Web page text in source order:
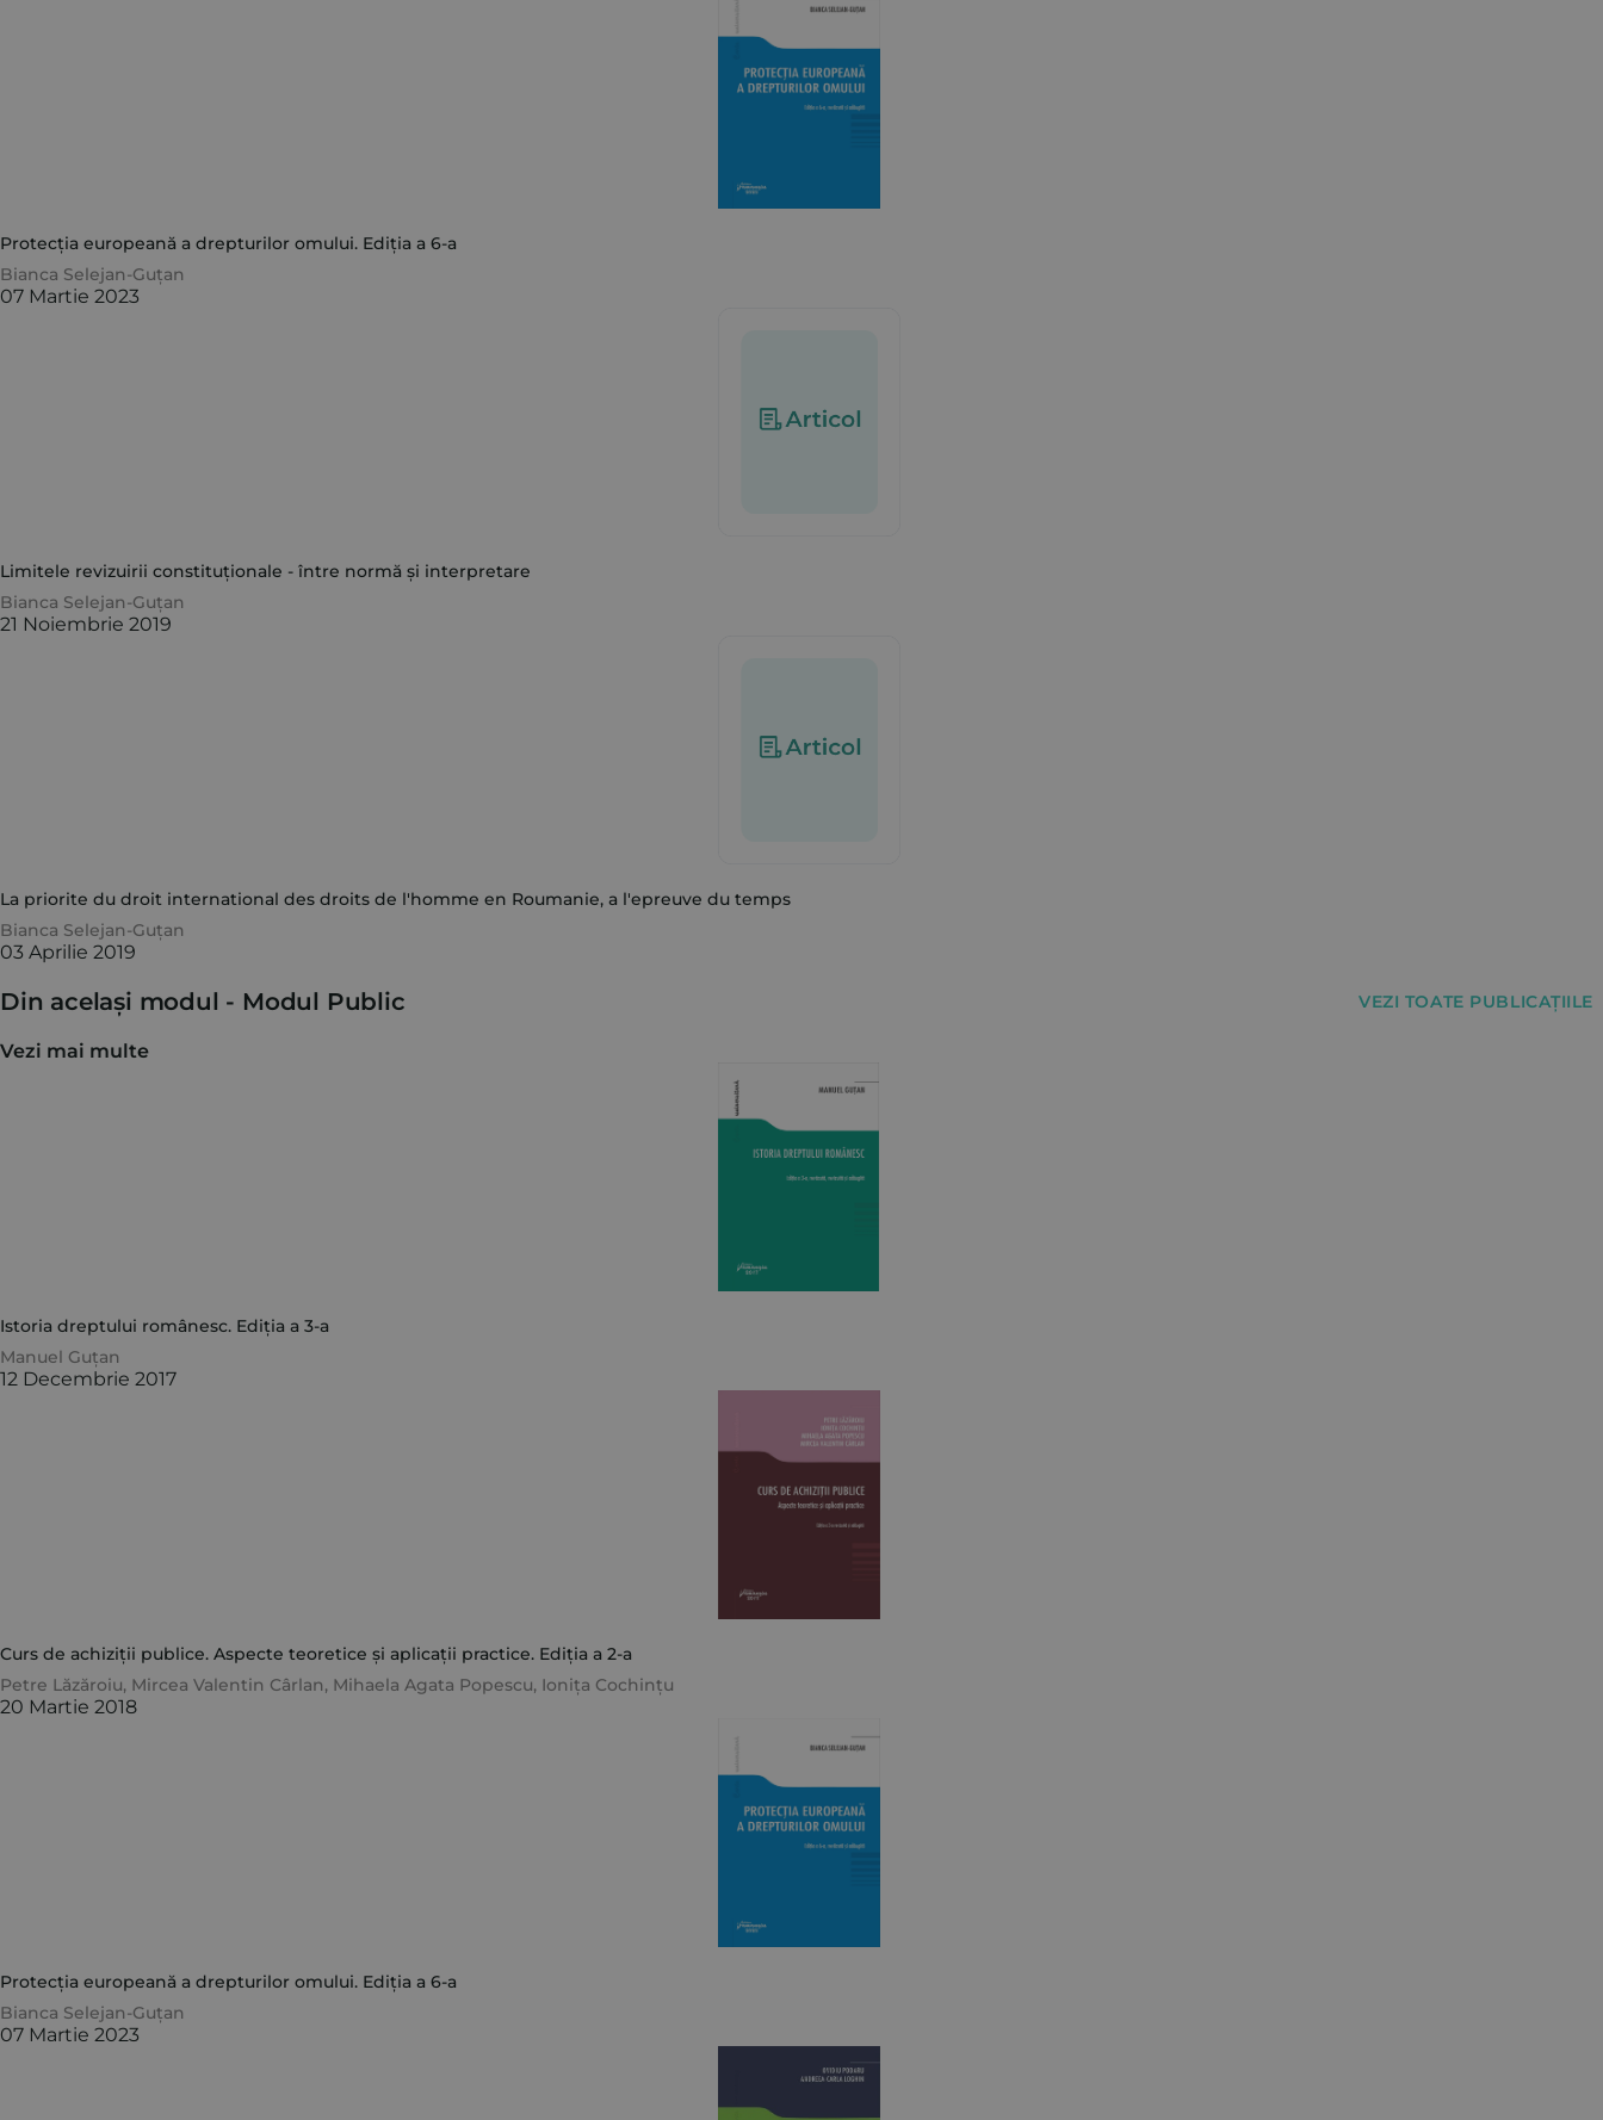
Protecția europeană a drepturilor omului. Ediția a 6-a
Bianca Selejan-Guțan
07 Martie 2023
Limitele revizuirii constituționale - între normă și interpretare
Bianca Selejan-Guțan
21 Noiembrie 2019
La priorite du droit international des droits de l'homme en Roumanie, a l'epreuve du temps
Bianca Selejan-Guțan
03 Aprilie 2019
Din același modul - Modul Public VEZI TOATE PUBLICAȚIILE
Vezi mai multe
Istoria dreptului românesc. Ediția a 3-a
Manuel Guțan
12 Decembrie 2017
Curs de achiziții publice. Aspecte teoretice și aplicații practice. Ediția a 2-a
Petre Lăzăroiu, Mircea Valentin Cârlan, Mihaela Agata Popescu, Ionița Cochințu
20 Martie 2018
Protecția europeană a drepturilor omului. Ediția a 6-a
Bianca Selejan-Guțan
07 Martie 2023